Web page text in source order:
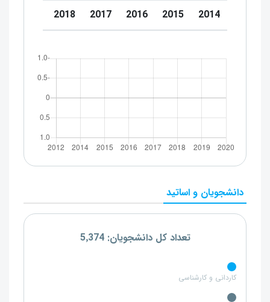
2014
2015
2016
2017
2018
دانشجویان و اساتید
تعداد کل دانشجویان: 5٬374
کاردانی و کارشناسی